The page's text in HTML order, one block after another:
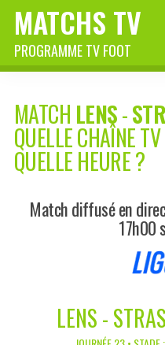
MATCHS TV
PROGRAMME TV FOOT
MATCH LENS-
QUELLE CHAÎNE
QUELLE HEURE ?
Match diffusé en
17h00
LENS -